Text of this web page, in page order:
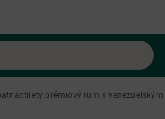
prémiový rum s